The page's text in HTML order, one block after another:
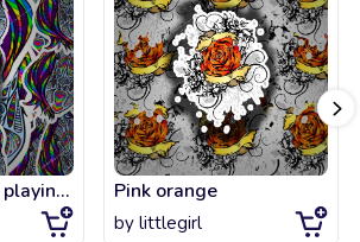
Brown hair man playing guiitar Pink orange
by littlegirl